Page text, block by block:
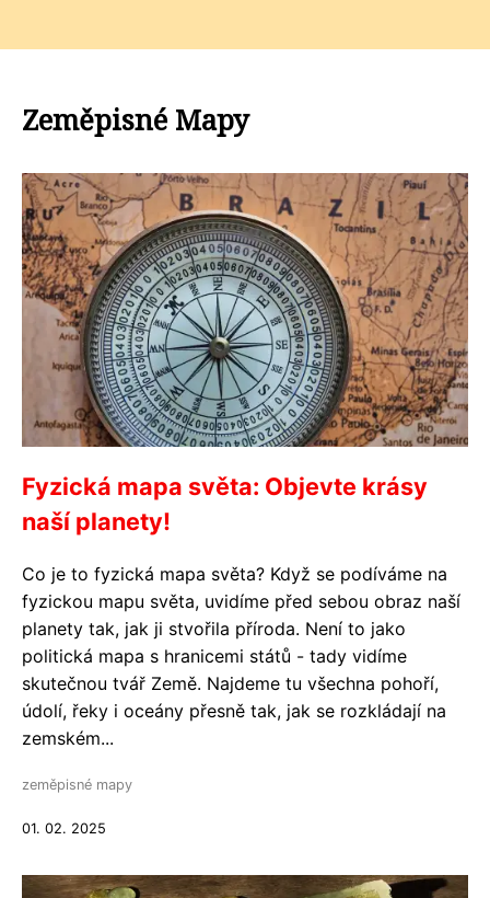
Zeměpisné Mapy
Fyzická mapa světa: Objevte krásy
naší planety!
Co je to fyzická mapa světa? Když se podíváme na
fyzickou mapu světa, uvidíme před sebou obraz naší
planety tak, jak ji stvořila příroda. Není to jako
politická mapa s hranicemi států - tady vidíme
skutečnou tvář Země. Najdeme tu všechna pohoří,
údolí, řeky i oceány přesně tak, jak se rozkládají na
zemském...
zeměpisné mapy
01. 02. 2025